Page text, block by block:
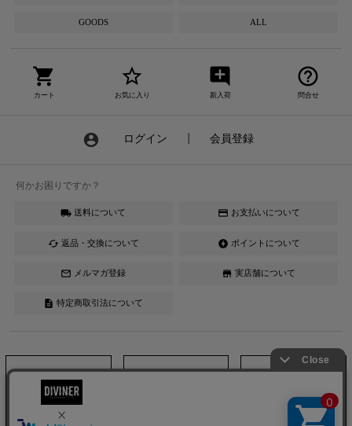
GOODS ALL
shopping_cart
カート
star_border
お気に入り
add_comment
新入荷
help_outline
問合せ
account_circle ログイン 会員登録
何かお困りですか？
local_shipping 送料について credit_card お支払いについて
cached 返品・交換について offline_bolt ポイントについて
mail_outline メルマガ登録 store 実店舗について
description 特定商取引法について